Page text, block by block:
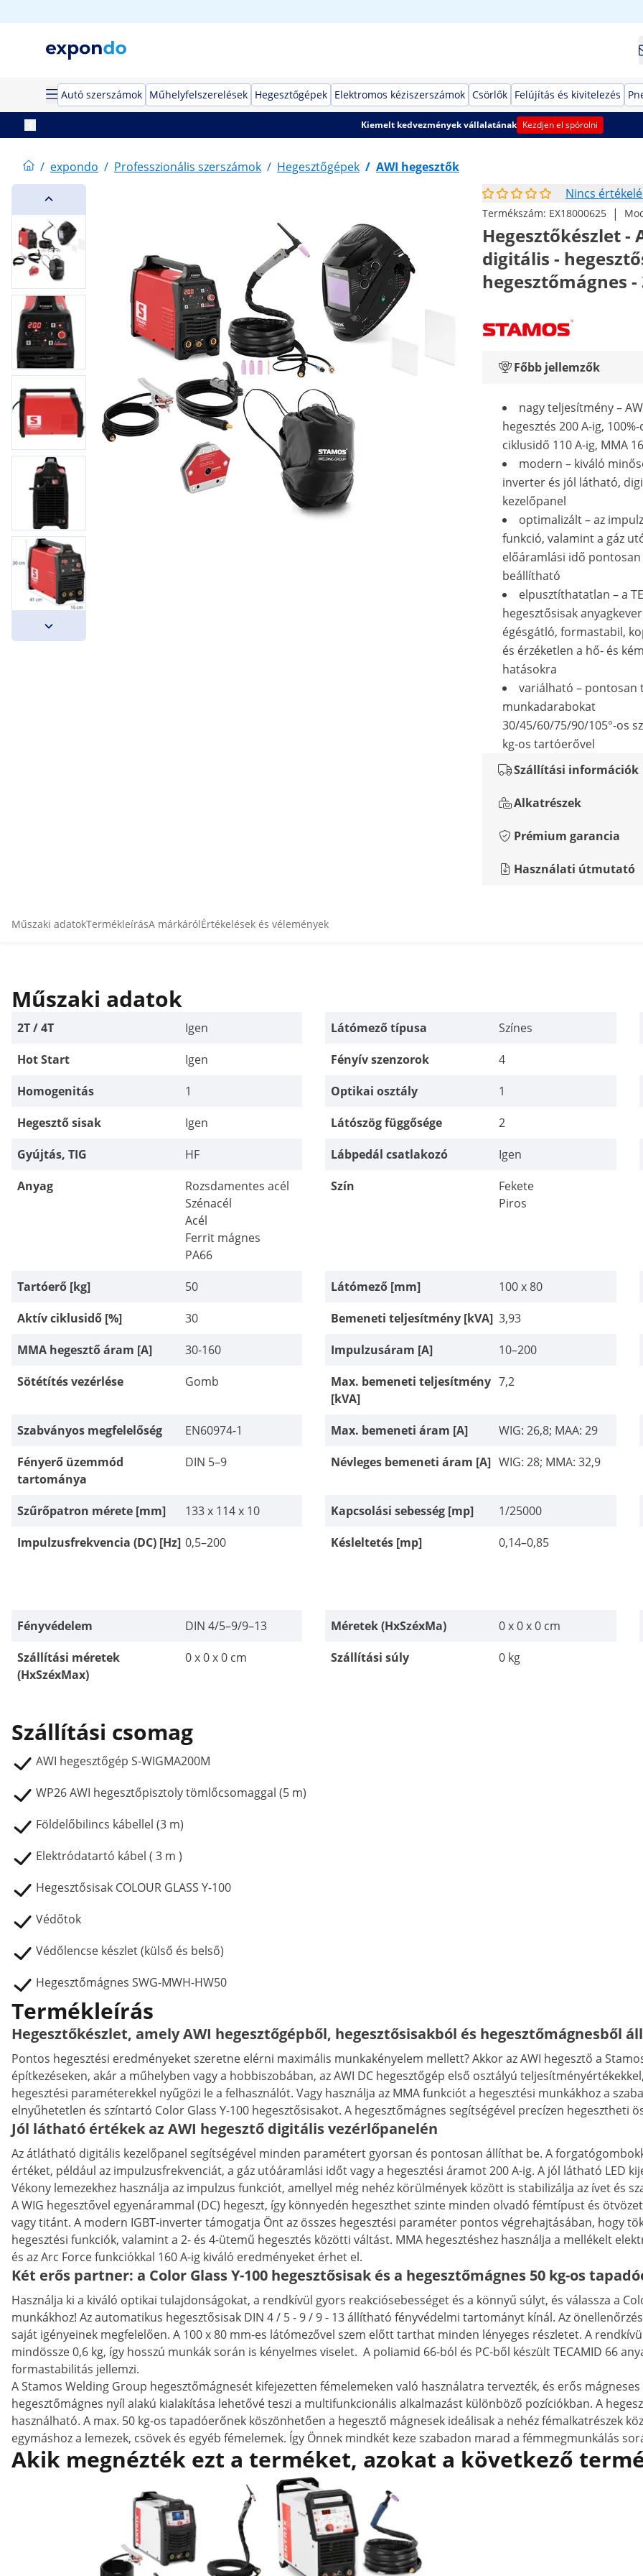
Autó szerszámok Műhelyfelszerelések Hegesztőgépek Elektromos kéziszerszámok Csörlők Felújítás és kivitelezés
Kiemelt kedvezmények vállalatának Kezdjen el spórolni
/ expondo / Professzionális szerszámok / Hegesztőgépek / AWI hegesztők
Nincs
Termékszám: EX18000625 |
Hegesztőkészlet -
digitális -
hegesztőmágnes
Főbb jellemzők
nagy teljesítmény –
hegesztés 200 A-ig,
ciklusidő 110 A-ig, MMA
modern – kiváló
inverter és jól látható,
kezelőpanel
optimalizált – az
funkció, valamint a gáz
előáramlási idő pontosan
beállítható
elpusztíthatatlan – a
hegesztősisak
égésgátló, formastabil,
és érzéketlen a hő- és
hatásokra
variálható – pontosan
munkadarabokat
30/45/60/75/90/105°-os
kg-os tartóerővel
Szállítási információk
Alkatrészek
Prémium garancia
Használati útmutató
Műszaki adatokTermékleírásA márkárólÉrtékelések és vélemények
Műszaki adatok
2T / 4T Igen Látómező típusa Színes
Hot Start
Igen Fényív szenzorok 4
Homogenitás
1 Optikai osztály 1
Hegesztő sisak
Igen Látószög függősége 2
Gyújtás, TIG
HF Lábpedál csatlakozó Igen
Anyag
Rozsdamentes acél
Szénacél
Acél
Ferrit mágnes
PA66
Szín
Fekete
Piros
Tartóerő [kg] 50 Látómező [mm] 100 x 80
Aktív ciklusidő [%]
30 Bemeneti teljesítmény [kVA] 3,93
MMA hegesztő áram [A]
30-160 Impulzusáram [A] 10–200
Sötétítés vezérlése
Gomb
Max. bemeneti teljesítmény
[kVA]
7,2
Szabványos megfelelőség EN60974-1 Max. bemeneti áram [A] WIG: 26,8; MAA: 29
Fényerő üzemmód
tartománya
DIN 5–9 Névleges bemeneti áram [A] WIG: 28; MMA: 32,9
Szűrőpatron mérete [mm] 133 x 114 x 10 Kapcsolási sebesség [mp] 1/25000
Impulzusfrekvencia (DC) [Hz] 0,5–200 Késleltetés [mp] 0,14–0,85
Fényvédelem
DIN 4/5–9/9–13 Méretek (HxSzéxMa) 0 x 0 x 0 cm
Szállítási méretek
(HxSzéxMax)
0 x 0 x 0 cm Szállítási súly 0 kg
Szállítási csomag
AWI hegesztőgép S-WIGMA200M
WP26 AWI hegesztőpisztoly tömlőcsomaggal (5 m)
Földelőbilincs kábellel (3 m)
Elektródatartó kábel ( 3 m )
Hegesztősisak COLOUR GLASS Y-100
Védőtok
Védőlencse készlet (külső és belső)
Hegesztőmágnes SWG-MWH-HW50
Termékleírás
Hegesztőkészlet, amely AWI hegesztőgépből, hegesztősisakból és hegesztőmágnesből áll
Pontos hegesztési eredményeket szeretne elérni maximális munkakényelem mellett? Akkor az AWI hegesztő a
építkezéseken, akár a műhelyben vagy a hobbiszobában, az AWI DC hegesztőgép első osztályú
hegesztési paraméterekkel nyűgözi le a felhasználót. Vagy használja az MMA funkciót a hegesztési munkákhoz a
elnyűhetetlen és színtartó Color Glass Y-100 hegesztősisakot. A hegesztőmágnes segítségével precízen hegesztheti
Jól látható értékek az AWI hegesztő digitális vezérlőpanelén
Az átlátható digitális kezelőpanel segítségével minden paramétert gyorsan és pontosan állíthat be. A
értéket, például az impulzusfrekvenciát, a gáz utóáramlási időt vagy a hegesztési áramot 200 A-ig. A jól látható LED
Vékony lemezekhez használja az impulzus funkciót, amellyel még nehéz körülmények között is stabilizálja az ívet és
A WIG hegesztővel egyenárammal (DC) hegeszt, így könnyedén hegeszthet szinte minden olvadó fémtípust és
vagy titánt. A modern IGBT-inverter támogatja Önt az összes hegesztési paraméter pontos végrehajtásában, hogy
hegesztési funkciók, valamint a 2- és 4-ütemű hegesztés közötti váltást. MMA hegesztéshez használja a mellékelt
és az Arc Force funkciókkal 160 A-ig kiváló eredményeket érhet el.
Két erős partner: a Color Glass Y-100 hegesztősisak és a hegesztőmágnes 50 kg-os
Használja ki a kiváló optikai tulajdonságokat, a rendkívül gyors reakciósebességet és a könnyű súlyt, és válassza a
munkákhoz! Az automatikus hegesztősisak DIN 4 / 5 - 9 / 9 - 13 állítható fényvédelmi tartományt kínál. Az
saját igényeinek megfelelően. A 100 x 80 mm-es látómezővel szem előtt tarthat minden lényeges részletet. A
mindössze 0,6 kg, így hosszú munkák során is kényelmes viselet. A poliamid 66-ból és PC-ből készült TECAMID 66
formastabilitás jellemzi.
A Stamos Welding Group hegesztőmágnesét kifejezetten fémelemeken való használatra tervezték, és erős
hegesztőmágnes nyíl alakú kialakítása lehetővé teszi a multifunkcionális alkalmazást különböző pozíciókban. A
használható. A max. 50 kg-os tapadóerőnek köszönhetően a hegesztő mágnesek ideálisak a nehéz fémalkatrészek
egymáshoz a lemezek, csövek és egyéb fémelemek. Így Önnek mindkét keze szabadon marad a fémmegmunkálás
Akik megnézték ezt a terméket, azokat a következő